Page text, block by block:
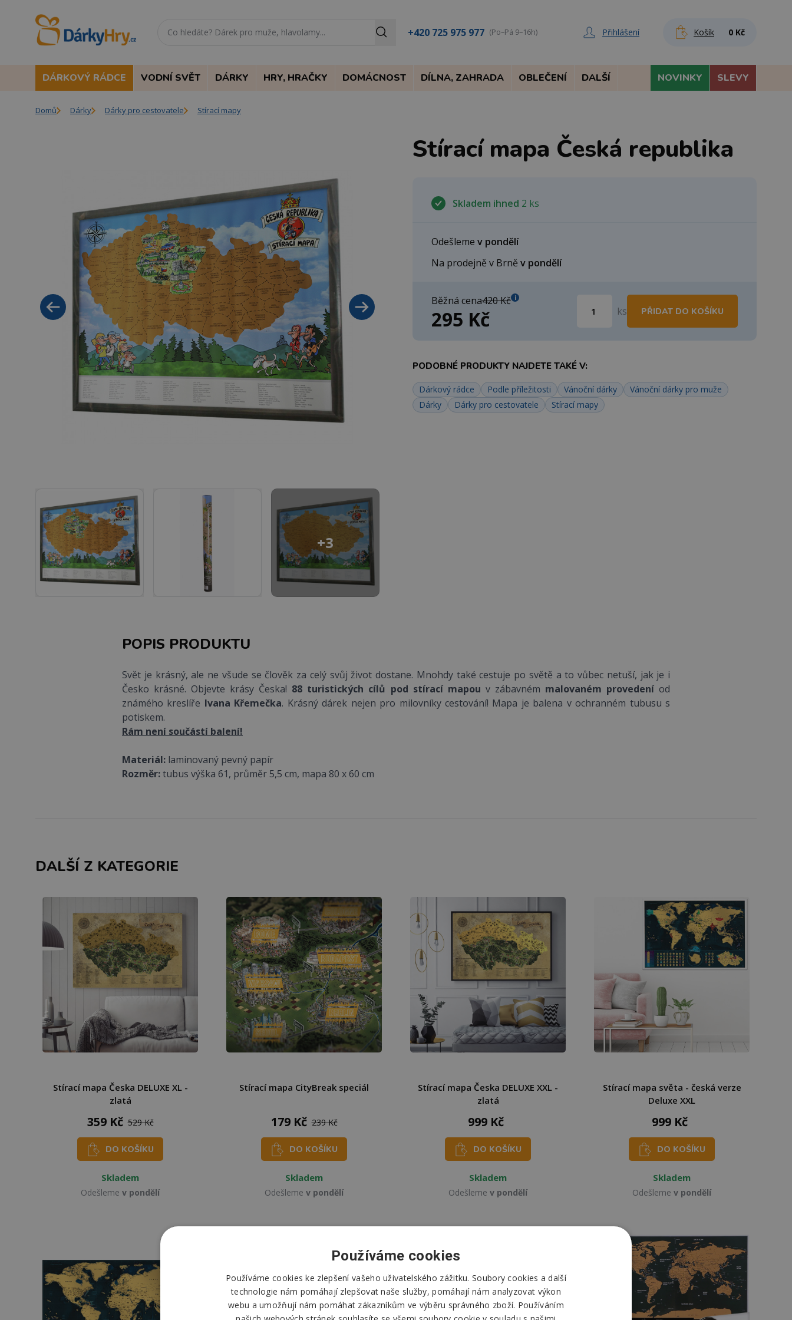
+420 725 975 977 (Po–Pá 9–16h) Přihlášení Košík 0 Kč
DÁRKOVÝ RÁDCE VODNÍ SVĚT DÁRKY HRY, HRAČKY DOMÁCNOST DÍLNA, ZAHRADA OBLEČENÍ DALŠÍ NOVINKY SLEVY
Domů Dárky Dárky pro cestovatele Stírací mapy
Stírací mapa Česká republika
Skladem ihned 2 ks
Odešleme v pondělí
Na prodejně v Brně v pondělí
295 Kč
Běžná cena420 Kč i
ks PŘIDAT DO KOŠÍKU
PODOBNÉ PRODUKTY NAJDETE TAKÉ V:
Dárkový rádce Podle příležitosti Vánoční dárky
Vánoční dárky pro muže
Dárky
Dárky pro cestovatele Stírací mapy
+3
POPIS PRODUKTU
Svět je krásný, ale ne všude se člověk za celý svůj život dostane. Mnohdy také cestuje po světě a to vůbec netuší, jak je i
Česko krásné. Objevte krásy Česka! 88 turistických cílů pod stírací mapou v zábavném malovaném provedeníod
známého kreslíře Ivana Křemečka. Krásný dárek nejen pro milovníky cestování! Mapa je balena v ochranném tubusu s
potiskem.
Rám není součástí balení!
Materiál: laminovaný pevný papír
Rozměr:tubus výška 61, průměr 5,5 cm, mapa 80 x 60 cm
DALŠÍ Z KATEGORIE
Stírací mapa Česka DELUXE XL -
zlatá
359 Kč 529 Kč
DO KOŠÍKU
Skladem
Odešleme v pondělí
Stírací mapa CityBreak speciál
179 Kč 239 Kč
DO KOŠÍKU
Skladem
Odešleme v pondělí
Stírací mapa Česka DELUXE XXL -
zlatá
999 Kč
DO KOŠÍKU
Skladem
Odešleme v pondělí
Stírací mapa světa - česká verze
Deluxe XXL
999 Kč
DO KOŠÍKU
Skladem
Odešleme v pondělí
Používáme cookies
Používáme cookies ke zlepšení vašeho uživatelského zážitku. Soubory cookies a další
technologie nám pomáhají zlepšovat naše služby, pomáhají nám analyzovat výkon
webu a umožňují nám pomáhat zákazníkům ve výběru správného zboží. Používáním